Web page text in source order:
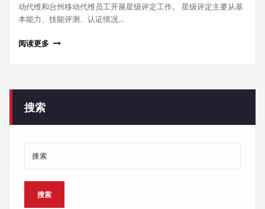
动代维和台州移动代维员工开展星级评定工作。 星级评定主要从基
本能力、技能评测、认证情况…
阅读更多
搜索